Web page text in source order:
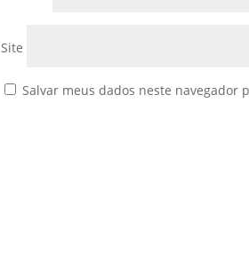
Site
Salvar meus dados neste navegador